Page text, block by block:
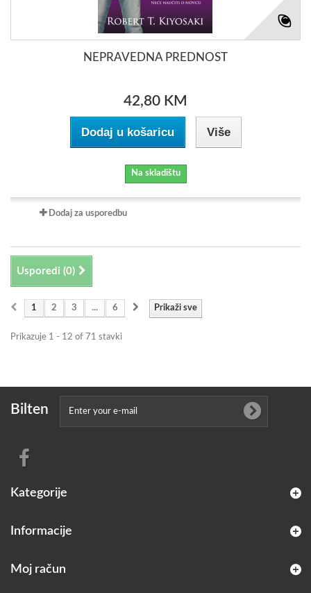
NEPRAVEDNA PREDNOST
42,80 KM
Dodaj u košaricu Više
Na skladištu
Dodaj za usporedbu
Usporedi (0)
Prikaži sve
1 2 3 ... 6
Prikazuje 1 - 12 of 71 stavki
Bilten
Kategorije
Informacije
Moj račun